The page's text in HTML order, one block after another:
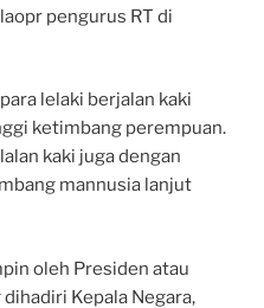
pengurus RT di
lelaki berjalan kaki
ketimbang perempuan.
kaki juga dengan
mannusia lanjut
oleh Presiden atau
Kepala Negara,